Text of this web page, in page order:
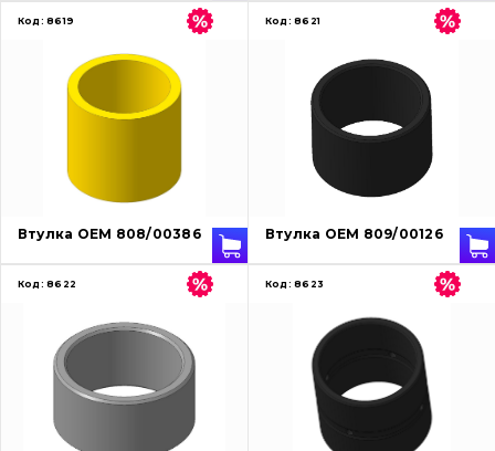
Про нас
Контакти
Вакансії
Код: 8619
Втулка OEM 808/00386
Код: 8621
Втулка OEM 809/00126
Код: 8622 Код: 8623